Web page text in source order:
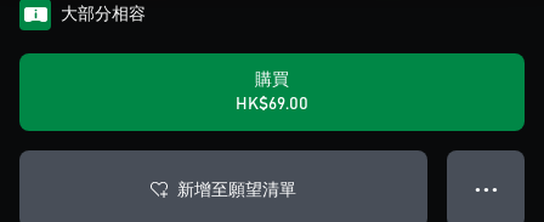
大部分相容
購買
HK$69.00
新增至願望清單 ● ● ●